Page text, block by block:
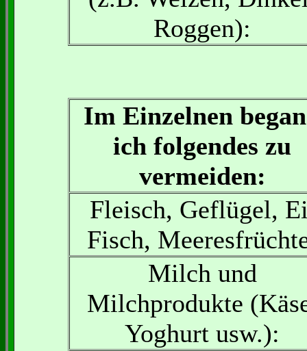
Roggen):
Im Einzelnen
ich folgendes zu
vermeiden:
Fleisch, Geflügel,
Fisch,
Milch und
Milchprodukte
Yoghurt usw.):